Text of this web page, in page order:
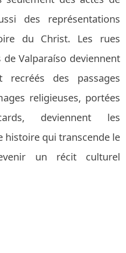
des représentations
du Christ. Les rues
de Valparaíso deviennent
des passages
religieuses, portées
deviennent les
histoire qui transcende le
un récit culturel